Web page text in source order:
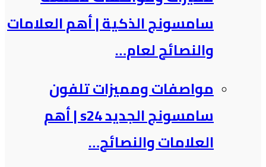
سامسونج الذكية​ | أهم العلامات
والنصائح لعام…
مواصفات ومميزات تلفون
سامسونج الجديد s24 | أهم
العلامات والنصائح…